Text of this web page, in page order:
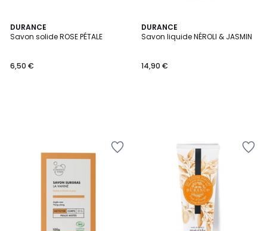
DURANCE
Savon solide ROSE PÉTALE
6,50 €
DURANCE
Savon liquide NÉROLI & JASMIN
14,90 €